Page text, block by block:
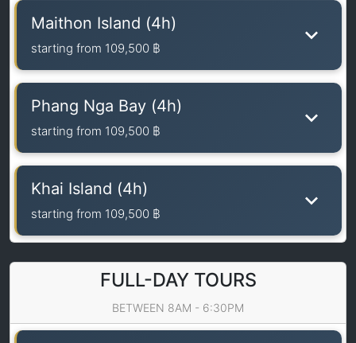
Maithon Island (4h)
starting from 109,500 ฿
Phang Nga Bay (4h)
starting from 109,500 ฿
Khai Island (4h)
starting from 109,500 ฿
FULL-DAY TOURS
BETWEEN 8AM - 6:30PM